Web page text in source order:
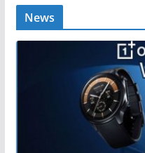
News